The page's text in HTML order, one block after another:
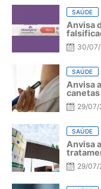
SAÚDE
Anvisa
riscos
30/
SAÚDE
Anvisa
29/07/
SAÚDE
Anvisa
29/07/